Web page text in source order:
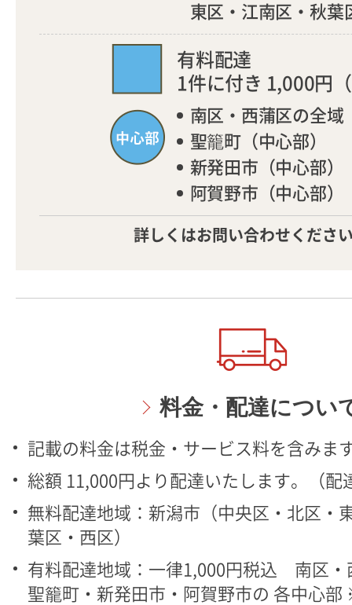
東区・江南区・秋葉
有料配達
1件に付き 1,000円
南区・西蒲区の全域
聖籠町（中心部）
新発田市（中心部）
阿賀野市（中心部）
詳しくはお問い合わせくださ
料金・配達につい
記載の料金は税金・サービス料を含みま
総額 11,000円より配達いたします。（配
無料配達地域：新潟市（中央区・北区・
葉区・西区）
有料配達地域：一律1,000円税込 南区・
聖籠町・新発田市・阿賀野市の 各中心